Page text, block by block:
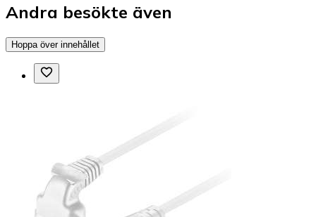
Andra besökte även
Hoppa över innehållet